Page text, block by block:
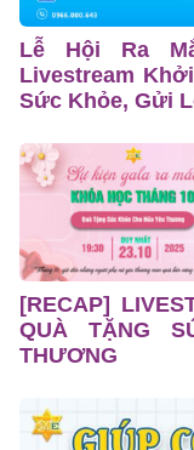
Lễ Hội Ra
Livestream
Sức Khỏe, Gửi
[RECAP]
QUÀ TẶNG
THƯƠNG